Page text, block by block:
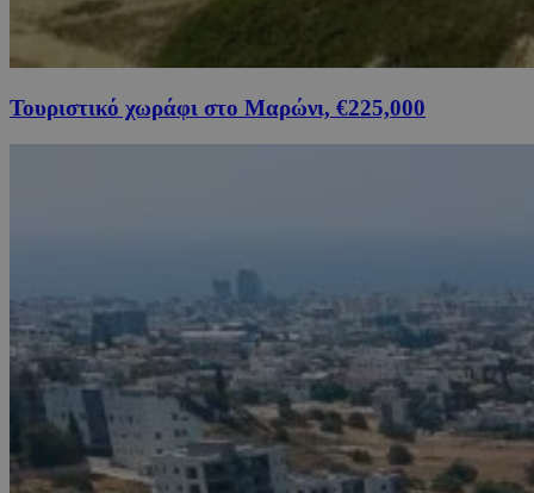
Τουριστικό χωράφι στο Μαρώνι, €225,000